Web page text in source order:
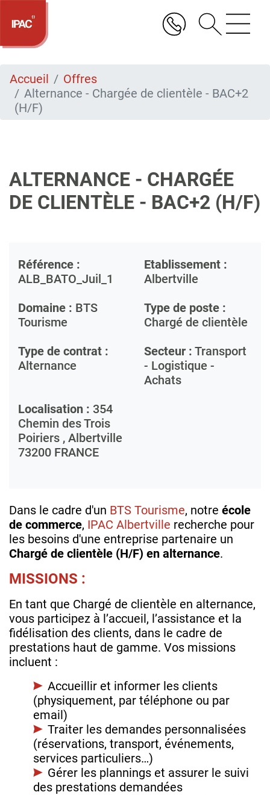
Aller
contenu
Accueil
Offres
Alternance - Chargée de clientèle - BAC+2
(H/F)
ALTERNANCE - CHARGÉE
DE CLIENTÈLE - BAC+2 (H/F)
Référence :
ALB_BATO_Juil_1
Etablissement :
Albertville
Domaine : BTS
Tourisme
Type de poste :
Chargé de clientèle
Type de contrat :
Alternance
Secteur : Transport
- Logistique -
Achats
Localisation : 354
Chemin des Trois
Poiriers , Albertville
73200 FRANCE
Dans le cadre d'un BTS Tourisme, notre école
de commerce, IPAC Albertville recherche pour
les besoins d'une entreprise partenaire un
Chargé de clientèle (H/F) en alternance.
MISSIONS :
En tant que Chargé de clientèle en alternance,
vous participez à l’accueil, l’assistance et la
fidélisation des clients, dans le cadre de
prestations haut de gamme. Vos missions
incluent :
Accueillir et informer les clients
(physiquement, par téléphone ou par
email)
Traiter les demandes personnalisées
(réservations, transport, événements,
services particuliers…)
Gérer les plannings et assurer le suivi
des prestations demandées